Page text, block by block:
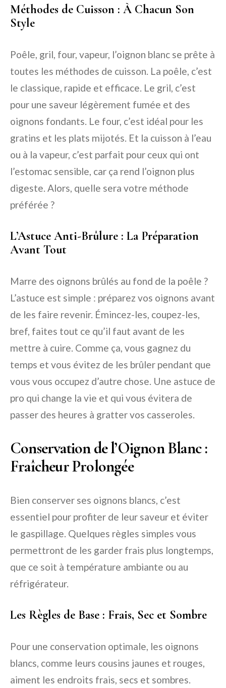
Méthodes de Cuisson : À Chacun Son
Style
Poêle, gril, four, vapeur, l’oignon blanc se prête à
toutes les méthodes de cuisson. La poêle, c’est
le classique, rapide et efficace. Le gril, c’est
pour une saveur légèrement fumée et des
oignons fondants. Le four, c’est idéal pour les
gratins et les plats mijotés. Et la cuisson à l’eau
ou à la vapeur, c’est parfait pour ceux qui ont
l’estomac sensible, car ça rend l’oignon plus
digeste. Alors, quelle sera votre méthode
préférée ?
L’Astuce Anti-Brûlure : La Préparation
Avant Tout
Marre des oignons brûlés au fond de la poêle ?
L’astuce est simple : préparez vos oignons avant
de les faire revenir. Émincez-les, coupez-les,
bref, faites tout ce qu’il faut avant de les
mettre à cuire. Comme ça, vous gagnez du
temps et vous évitez de les brûler pendant que
vous vous occupez d’autre chose. Une astuce de
pro qui change la vie et qui vous évitera de
passer des heures à gratter vos casseroles.
Conservation de l’Oignon Blanc :
Fraîcheur Prolongée
Bien conserver ses oignons blancs, c’est
essentiel pour profiter de leur saveur et éviter
le gaspillage. Quelques règles simples vous
permettront de les garder frais plus longtemps,
que ce soit à température ambiante ou au
réfrigérateur.
Les Règles de Base : Frais, Sec et Sombre
Pour une conservation optimale, les oignons
blancs, comme leurs cousins jaunes et rouges,
aiment les endroits frais, secs et sombres.